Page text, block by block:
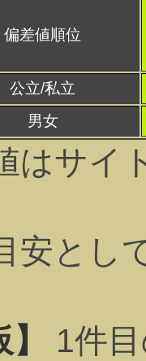
偏差値順位
公立/私立
男女
はサイ
安とし
1件